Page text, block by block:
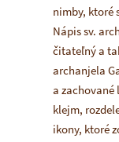
nimby, ktoré
Nápis sv.
čitateľný a
archanjela
a zachované
klejm,
ikony, ktoré